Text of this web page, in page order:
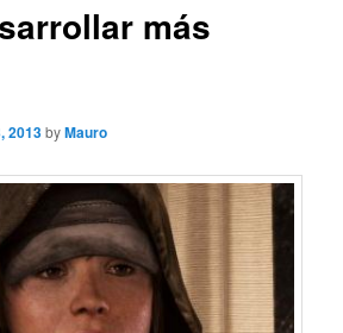
más
2013byMauro